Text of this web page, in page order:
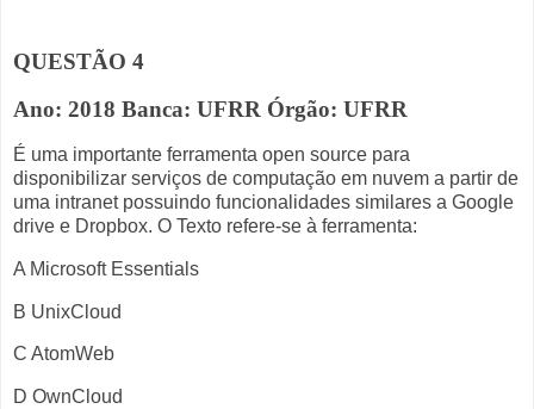
QUESTÃO 4
Ano: 2018 Banca: UFRR Órgão: UFRR
É uma importante ferramenta open source para
disponibilizar serviços de computação em nuvem a partir de
uma intranet possuindo funcionalidades similares a Google
drive e Dropbox. O Texto refere-se à ferramenta:
A Microsoft Essentials
B UnixCloud
C AtomWeb
D OwnCloud